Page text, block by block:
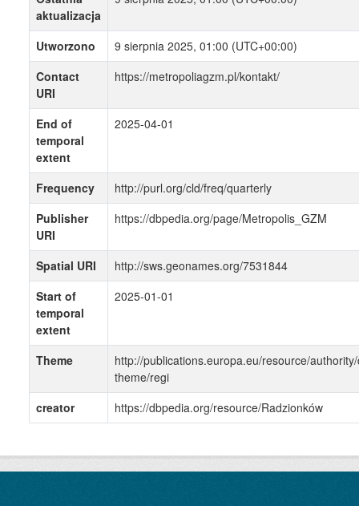
aktualizacja
Utworzono
9 sierpnia 2025, 01:00 (UTC+00:00)
Contact
URI
https://metropoliagzm.pl/kontakt/
End of
temporal
extent
2025-04-01
Frequency
http://purl.org/cld/freq/quarterly
Publisher
URI
https://dbpedia.org/page/Metropolis_GZM
Spatial URI
http://sws.geonames.org/7531844
Start of
temporal
extent
2025-01-01
Theme
http://publications.europa.eu/resource/
theme/regi
creator
https://dbpedia.org/resource/Radzionków